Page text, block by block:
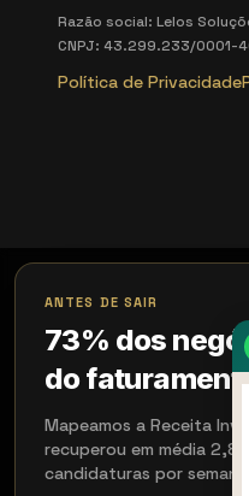
Razão social: Lelos
CNPJ: 43.299.233/0001-
Política de Privacidade
ANTES DE SAIR
73% dos
do
Mapeamos a Receita
recuperou em média
candidaturas por semana.